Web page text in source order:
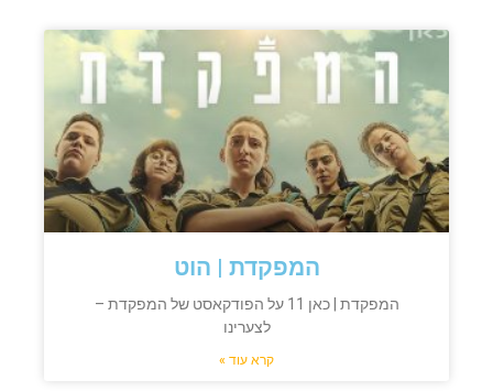
המפקדת | הוט
המפקדת | כאן 11 על הפודקאסט של המפקדת –
לצערינו
קרא עוד »